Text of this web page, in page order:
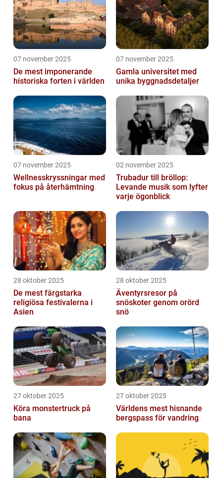
07 november 2025
De mest imponerande
historiska forten i världen
07 november 2025
Gamla universitet med
unika byggnadsdetaljer
07 november 2025
Wellnesskryssningar med
fokus på återhämtning
02 november 2025
Trubadur till bröllop:
Levande musik som lyfter
varje ögonblick
28 oktober 2025
De mest färgstarka
religiösa festivalerna i
Asien
28 oktober 2025
Äventyrsresor på
snöskoter genom orörd
snö
27 oktober 2025
Köra monstertruck på
bana
27 oktober 2025
Världens mest hisnande
bergspass för vandring